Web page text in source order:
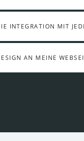
INTEGRATION MIT
AN MEINE